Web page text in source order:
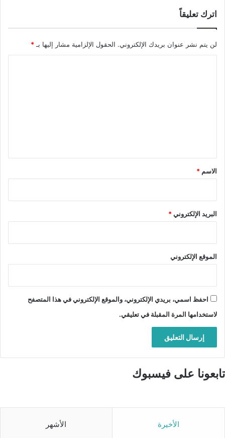
اترك تعليقاً
لن يتم نشر عنوان بريدك الإلكتروني. الحقول الإلزامية مشار إليها بـ*
*
الاسم *
البريد الإلكتروني*
الموقع الإلكتروني
احفظ اسمي، بريدي الإلكتروني، والموقع الإلكتروني في هذا المتصفح
لاستخدامها المرة المقبلة في تعليقي.
تابعونا على فيسبوك
الأخيرة الأشهر